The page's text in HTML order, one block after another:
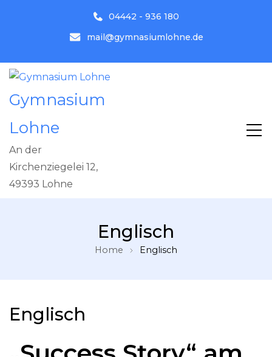
04442 - 936 180
mail@gymnasiumlohne.de
Gymnasium
Lohne
An der
Kirchenziegelei 12,
49393 Lohne
Englisch
Home Englisch
Englisch